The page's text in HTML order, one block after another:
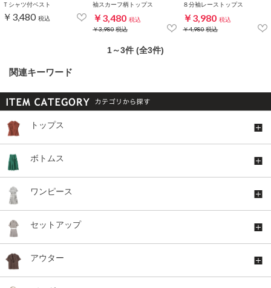
Ｔシャツ付ベスト
￥3,480 税込
袖スカーフ柄トップス
￥3,480 税込
￥3,980税込
８分袖レーストップス
￥3,980 税込
￥4,980税込
1～3件 (全3件)
関連キーワード
トップス
ボトムス
ワンピース
セットアップ
アウター